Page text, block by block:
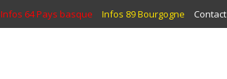
Infos 64 Pays basque Infos 89 Bourgogne Contact